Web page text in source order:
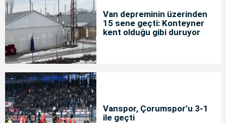
Van depreminin üzerinden
15 sene geçti: Konteyner
kent olduğu gibi duruyor
Vanspor, Çorumspor’u 3-1
ile geçti